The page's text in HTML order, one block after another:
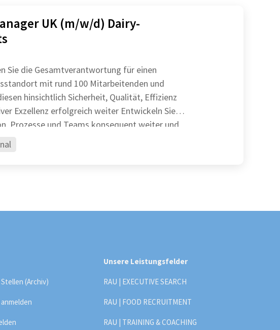
UK (m/w/d) Dairy-
Sie die Gesamtverantwortung für einen
mit rund 100 Mitarbeitenden und
hinsichtlich Sicherheit, Qualität, Effizienz
erfolgreich weiter Entwickeln Sie
Prozesse und Teams konsequent weiter und
(Archiv)
Unsere Leistungsfelder
RAU | EXECUTIVE SEARCH
RAU | FOOD RECRUITMENT
RAU | TRAINING & COACHING